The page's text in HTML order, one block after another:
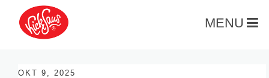
MENU
OKT 9, 2025